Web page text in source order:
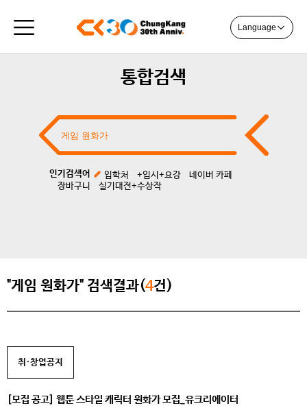
Language
통합검색
인기검색어 입학처 +입시+요강
네이버 카페
장바구니
실기대전+수상작
"게임 원화가" 검색결과(4건)
취·창업공지
[모집 공고] 웹툰 스타일 캐릭터 원화가 모집_유크리에이터